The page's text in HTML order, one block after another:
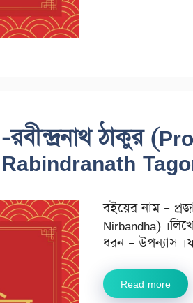
-রবীন্দ্রনাথ ঠাকুর
বইয়ের নাম –
Nirbandha)
ধরন – উপন্যাস
Read more